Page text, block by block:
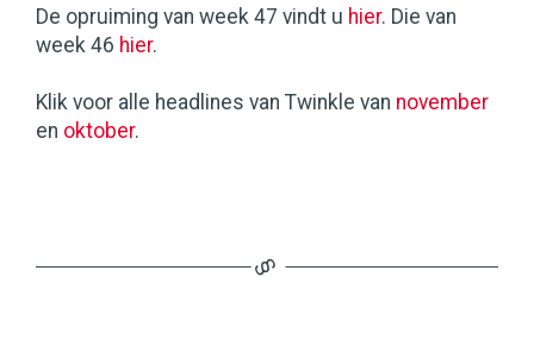
De opruiming van week 47 vindt u hier. Die van
week 46 hier.
Klik voor alle headlines van Twinkle van november
en oktober.